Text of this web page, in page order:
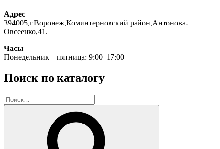
Адрес
394005,г.Воронеж,Коминтерновский район,Антонова-
Овсеенко,41.
Часы
Понедельник—пятница: 9:00–17:00
Поиск по каталогу
Искать: